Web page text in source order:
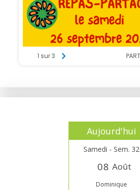
Aujourd'hui
Samedi - Sem. 32
08 Août
Dominique